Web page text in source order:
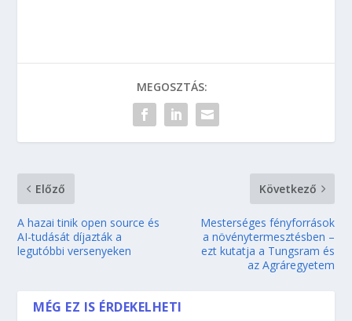
MEGOSZTÁS:
Előző
A hazai tinik open source és
AI-tudását díjazták a
legutóbbi versenyeken
Következő
Mesterséges fényforrások
a növénytermesztésben –
ezt kutatja a Tungsram és
az Agráregyetem
MÉG EZ IS ÉRDEKELHETI